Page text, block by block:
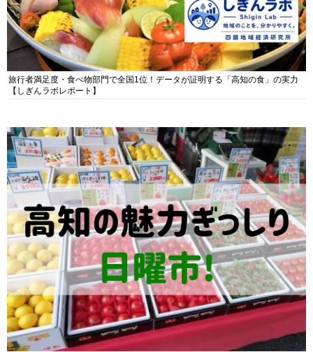
旅行者満足度・食べ物部門で全国1位！データが証明する「高知の食」の実力
【しぎんラボレポート】